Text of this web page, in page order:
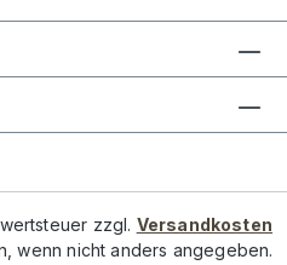
zzgl. Versandkosten
wenn nicht anders angegeben.